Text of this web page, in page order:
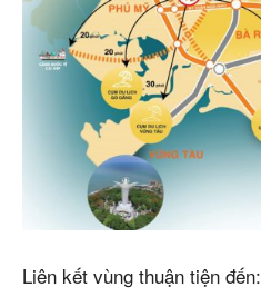
Liên kết vùng thuận tiện đến: